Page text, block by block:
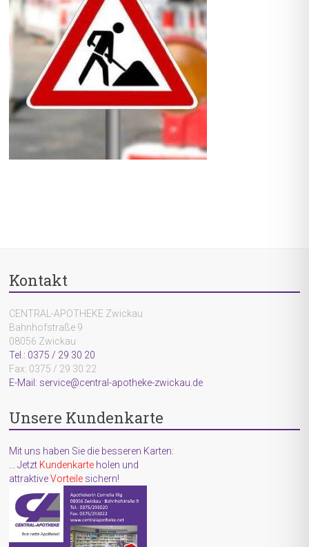
Kontakt
CENTRAL-APOTHEKE Zwickau
Bahnhofstraße 9
08056 Zwickau
Tel.: 0375 / 29 30 20
Fax: 0375 / 29 30 22
E-Mail: service@central-apotheke-zwickau.de
Unsere Kundenkarte
Mit uns haben Sie die besseren Karten:
... Jetzt Kundenkarte holen und
attraktiveVorteile sichern!